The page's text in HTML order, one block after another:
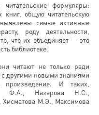
читательские формуляры:
книг, общую читательскую
самые активные
роду деятельности,
что их объединяет — это
библиотеке.
читают не только ради
с другими новыми знаниями
произведение. И таких,
Ф.А., Назарова Н.С.,
М.Э., Максимова